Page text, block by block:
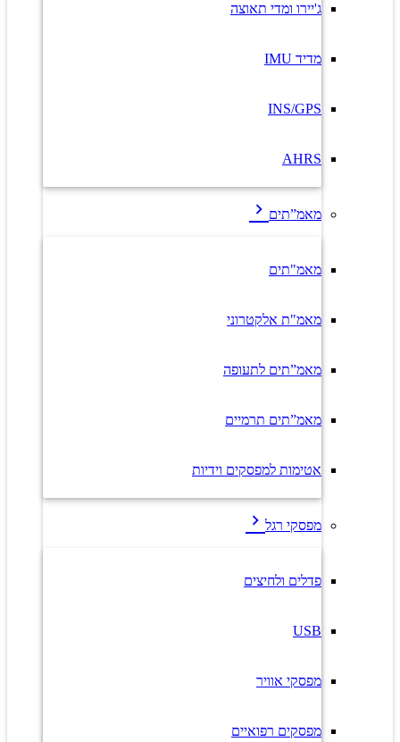
ג'יירו ומדי תאוצה
מדיד IMU
INS/GPS
AHRS
מאמ”תים
מאמ"תים
מאמ"ת אלקטרוני
מאמ”תים לתעופה
מאמ”תים תרמיים
אטימות למפסקים וידיות
מפסקי רגל
פדלים ולחיצים
USB
מפסקי אוויר
מפסקים רפואיים